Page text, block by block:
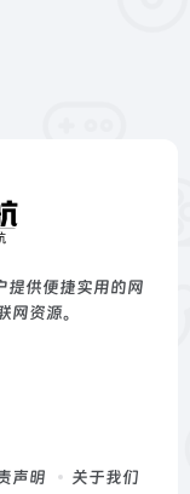
供便捷实用的网
网资源。
声明
关于我们